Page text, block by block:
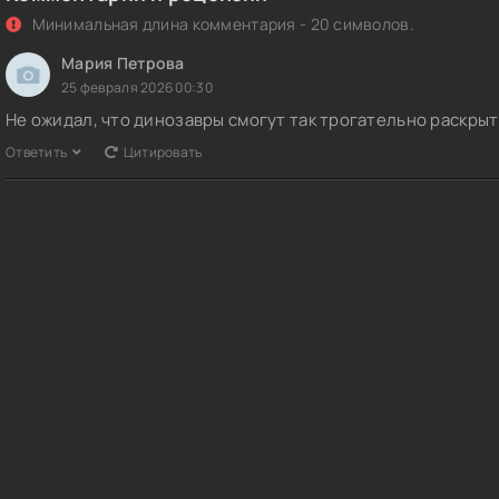
Минимальная длина комментария - 20 символов.
Мария Петрова
25 февраля 2026 00:30
Не ожидал, что динозавры смогут так трогательно
Ответить Цитировать